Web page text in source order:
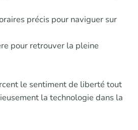
précis pour naviguer sur
pour retrouver la pleine
le sentiment de liberté tout
la technologie dans la